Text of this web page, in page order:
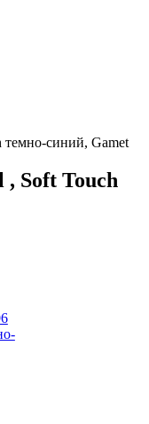
темно-синий, Gamet
, Soft Touch